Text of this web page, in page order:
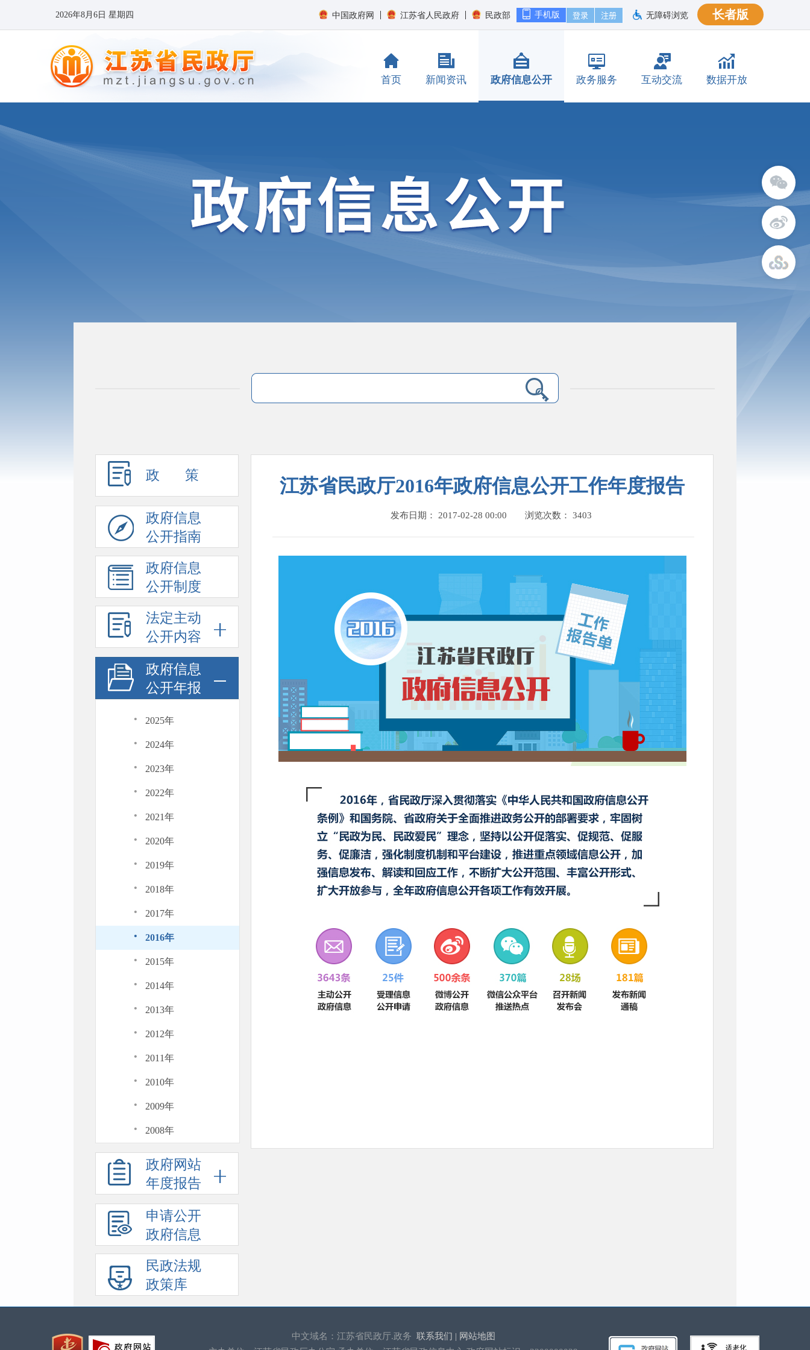
2026年8月6日 星期四 长者版
无障碍浏览
手机版
中国政府网 江苏省人民政府 民政部
首页 新闻资讯 政府信息公开 政务服务 互动交流 数据开放
政 策
政府信息
公开指南
政府信息
公开制度
法定主动
公开内容
政府信息
公开年报
· 2025年
· 2024年
· 2023年
· 2022年
· 2021年
· 2020年
· 2019年
· 2018年
· 2017年
· 2016年
· 2015年
· 2014年
· 2013年
· 2012年
· 2011年
· 2010年
· 2009年
· 2008年
政府网站
年度报告
申请公开
政府信息
民政法规
政策库
江苏省民政厅2016年政府信息公开工作年度报告
发布日期： 2017-02-28 00:00 浏览次数： 3403
中文域名：江苏省民政厅.政务 联系我们 | 网站地图